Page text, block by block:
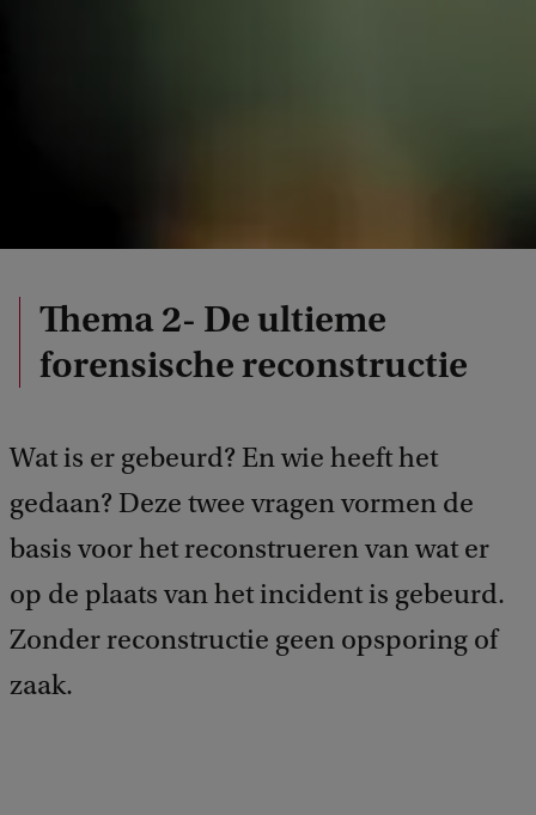
Thema 2- De ultieme
forensische reconstructie
Wat is er gebeurd? En wie heeft het
gedaan? Deze twee vragen vormen de
basis voor het reconstrueren van wat er
op de plaats van het incident is gebeurd.
Zonder reconstructie geen opsporing of
zaak.